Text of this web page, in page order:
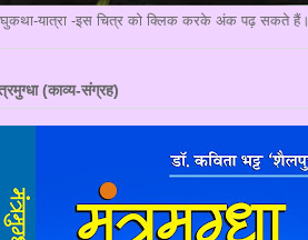
यात्रा -इस चित्र को क्लिक करके अंक पढ़ सकते हैं।
(काव्य-संग्रह)